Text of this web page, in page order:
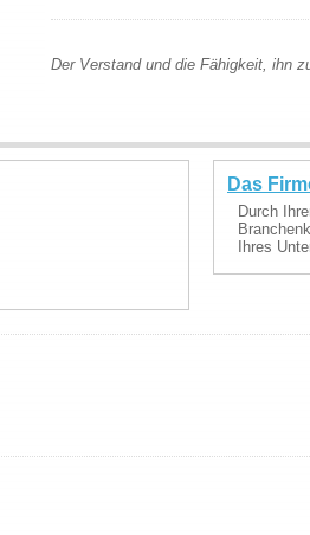
Der Verstand und die Fähigkeit, ihn
Das
Durch
Ihres